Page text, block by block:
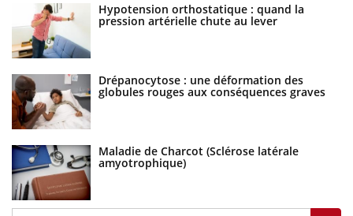
Hypotension orthostatique : quand la
pression artérielle chute au lever
Drépanocytose : une déformation des
globules rouges aux conséquences graves
Maladie de Charcot (Sclérose latérale
amyotrophique)